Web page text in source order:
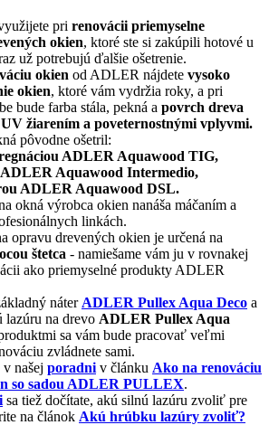
pri renovácii priemyselne
okien, ktoré ste si zakúpili hotové u
už potrebujú ďalšie ošetrenie.
okien od ADLER nájdete vysoko
okien, ktoré vám vydržia roky, a pri
bude farba stála, pekná a povrch dreva
žiarením a poveternostnými vplyvmi.
pôvodne ošetril:
ADLER Aquawood TIG,
Aquawood Intermedio,
ADLER Aquawood DSL.
okná výrobca okien nanáša máčaním a
linkách.
opravu drevených okien je určená na
štetca - namiešame vám ju v rovnakej
ako priemyselné produkty ADLER
náter ADLER Pullex Aqua Deco a
na drevo ADLER Pullex Aqua
sa vám bude pracovať veľmi
zvládnete sami.
našej poradni v článku Ako na renováciu
so sadou ADLER PULLEX.
sa tiež dočítate, akú silnú lazúru zvoliť pre
na článok Akú hrúbku lazúry zvoliť?